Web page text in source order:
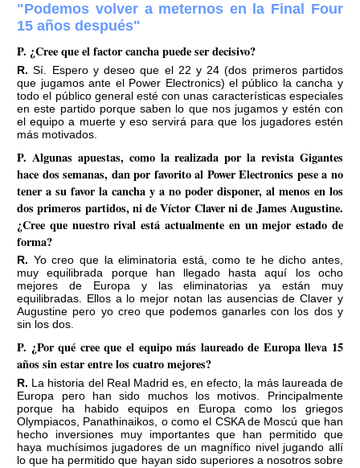
"Podemos volver a meternos en la Final Four
15 años después"
P. ¿Cree que el factor cancha puede ser decisivo?
R. Sí. Espero y deseo que el 22 y 24 (dos primeros partidos
que jugamos ante el Power Electronics) el público la cancha y
todo el público general esté con unas características especiales
en este partido porque saben lo que nos jugamos y estén con
el equipo a muerte y eso servirá para que los jugadores estén
más motivados.
P. Algunas apuestas, como la realizada por la revista Gigantes
hace dos semanas, dan por favorito al Power Electronics pese a no
tener a su favor la cancha y a no poder disponer, al menos en los
dos primeros partidos, ni de Víctor Claver ni de James Augustine.
¿Cree que nuestro rival está actualmente en un mejor estado de
forma?
R. Yo creo que la eliminatoria está, como te he dicho antes,
muy equilibrada porque han llegado hasta aquí los ocho
mejores de Europa y las eliminatorias ya están muy
equilibradas. Ellos a lo mejor notan las ausencias de Claver y
Augustine pero yo creo que podemos ganarles con los dos y
sin los dos.
P. ¿Por qué cree que el equipo más laureado de Europa lleva 15
años sin estar entre los cuatro mejores?
R. La historia del Real Madrid es, en efecto, la más laureada de
Europa pero han sido muchos los motivos. Principalmente
porque ha habido equipos en Europa como los griegos
Olympiacos, Panathinaikos, o como el CSKA de Moscú que han
hecho inversiones muy importantes que han permitido que
haya muchísimos jugadores de un magnífico nivel jugando allí
lo que ha permitido que hayan sido superiores a nosotros sobre